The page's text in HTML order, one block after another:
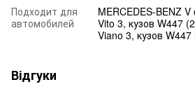
Подходит для
автомобилей
MERCEDES-BENZ V
Vito 3, кузов W447
Viano 3, кузов W447
Відгуки